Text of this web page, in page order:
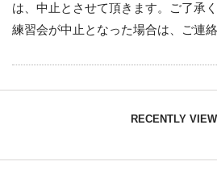
は、中止とさせて頂きます。ご了承く
練習会が中止となった場合は、ご連
RECENTLY